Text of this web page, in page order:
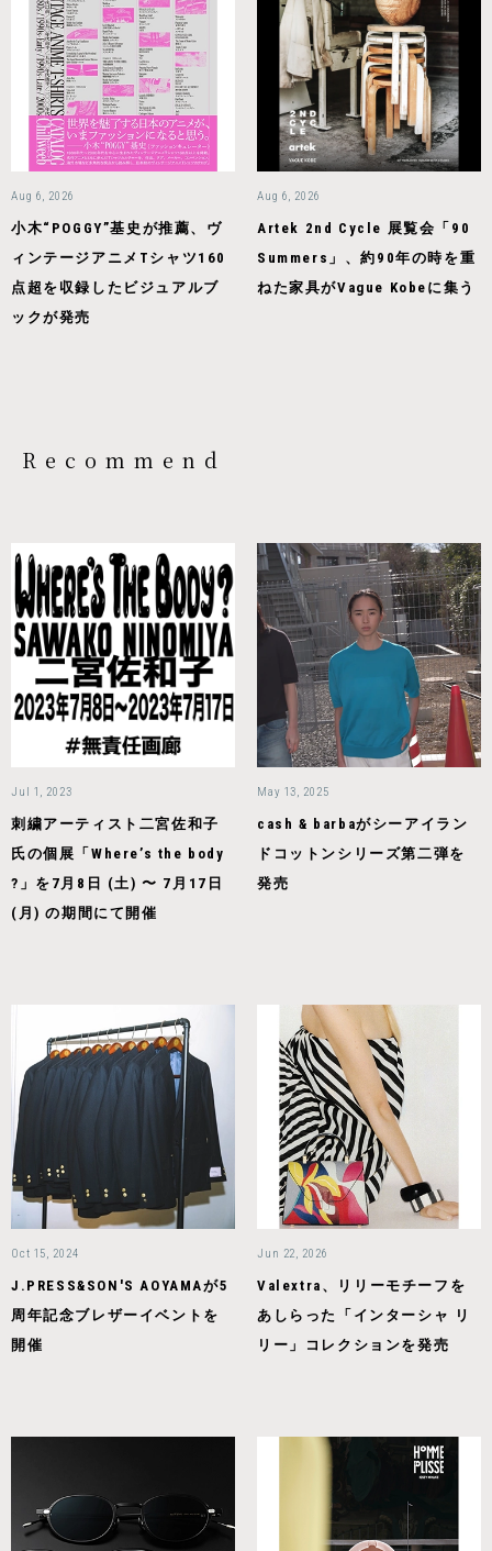
Aug 6, 2026
小木“POGGY”基史が推薦、ヴ
ィンテージアニメTシャツ160
点超を収録したビジュアルブ
ックが発売
Aug 6, 2026
Artek 2nd Cycle 展覧会「90
Summers」、約90年の時を重
ねた家具がVague Kobeに集う
Recommend
Jul 1, 2023
刺繍アーティスト二宮佐和子
氏の個展「Whereʼs the body
?」を7月8日 (土) 〜 7月17日
(月) の期間にて開催
May 13, 2025
cash & barbaがシーアイラン
ドコットンシリーズ第二弾を
発売
Oct 15, 2024
J.PRESS&SON'S AOYAMAが5
周年記念ブレザーイベントを
開催
Jun 22, 2026
Valextra、リリーモチーフを
あしらった「インターシャ リ
リー」コレクションを発売